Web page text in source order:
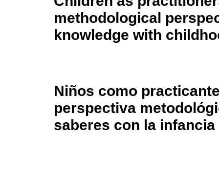
methodological
knowledge with
Niños como
perspectiva
saberes con la infancia